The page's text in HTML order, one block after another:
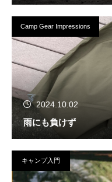
Camp Gear Impressions
2024.10.02
雨にも負けず
キャンプ入門